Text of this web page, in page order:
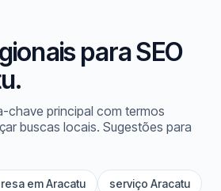
para SEO
chave principal com termos
buscas locais. Sugestões para
em Aracatu serviço Aracatu